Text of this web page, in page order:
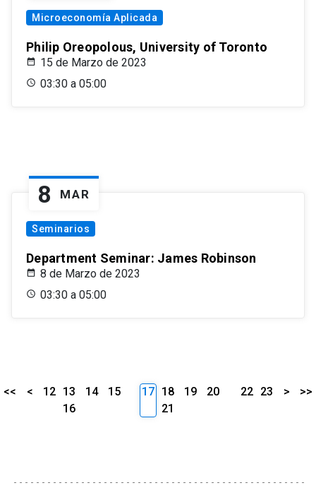
Microeconomía Aplicada
Philip Oreopolous, University of Toronto
15 de Marzo de 2023
03:30 a 05:00
8 MAR
Seminarios
Department Seminar: James Robinson
8 de Marzo de 2023
03:30 a 05:00
<< < 12 13 14
15
16
17 18 19
20
21
22 23 > >>